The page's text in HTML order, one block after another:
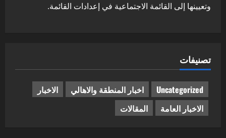
وتعيينها إلى القائمة الاجتماعية في إعدادات القائمة.
تصنيفات
Uncategorized اخبار المنطقة والاهالي
الاخبار
الاخبار العامة
المقالات